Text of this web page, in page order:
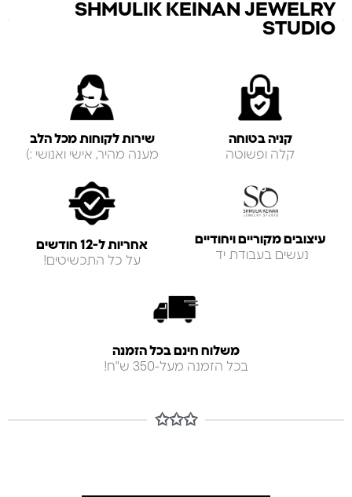
SHMULIK KEINAN JEWELRY
STUDIO
קניה בטוחה
קלה ופשוטה
שירות לקוחות מכל הלב
מענה מהיר, אישי ואנושי :)
עיצובים מקוריים ויחודיים
נעשים בעבודת יד
אחריות ל-12 חודשים
על כל התכשיטים!
משלוח חינם בכל הזמנה
בכל הזמנה מעל-350 ש"ח!
✩✩✩